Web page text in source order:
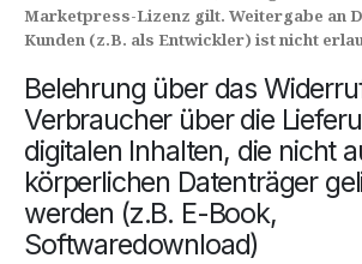
Marketpress-Lizenz gilt. Weitergabe an
Kunden (z.B. als Entwickler) ist nicht
Belehrung über das
Verbraucher über die
digitalen Inhalten, die nicht
körperlichen Datenträger
werden (z.B. E-Book,
Softwaredownload)